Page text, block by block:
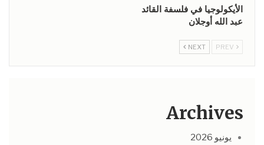
الأيكولوجيا في فلسفة القائد
عبد الله أوجلان
NEXT
Archives
يونيو 2026